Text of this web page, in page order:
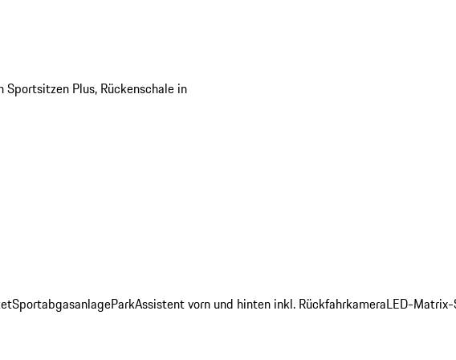
Plus, Rückenschale in
SportabgasanlageParkAssistent vorn und hinten inkl. RückfahrkameraLED-